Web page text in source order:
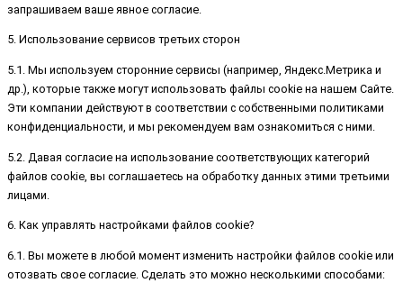
запрашиваем ваше явное согласие.
5. Использование сервисов третьих сторон
5.1. Мы используем сторонние сервисы (например, Яндекс.Метрика и
др.), которые также могут использовать файлы cookie на нашем Сайте.
Эти компании действуют в соответствии с собственными политиками
конфиденциальности, и мы рекомендуем вам ознакомиться с ними.
5.2. Давая согласие на использование соответствующих категорий
файлов cookie, вы соглашаетесь на обработку данных этими третьими
лицами.
6. Как управлять настройками файлов cookie?
6.1. Вы можете в любой момент изменить настройки файлов cookie или
отозвать свое согласие. Сделать это можно несколькими способами: